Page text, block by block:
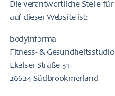
Die verantwortliche Stelle
auf dieser Website ist:
bodyinforma
Fitness- & Gesundheitsstudio
Ekelser Straße 31
26624 Südbrookmerland